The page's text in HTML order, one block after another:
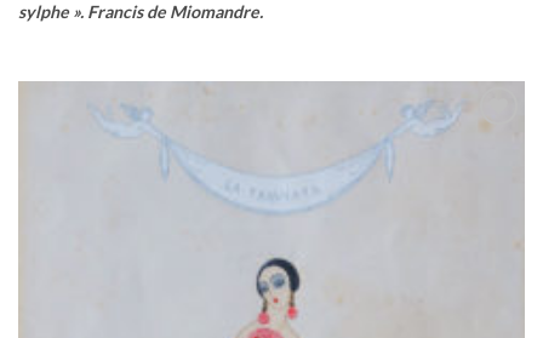
sylphe ». Francis de Miomandre.